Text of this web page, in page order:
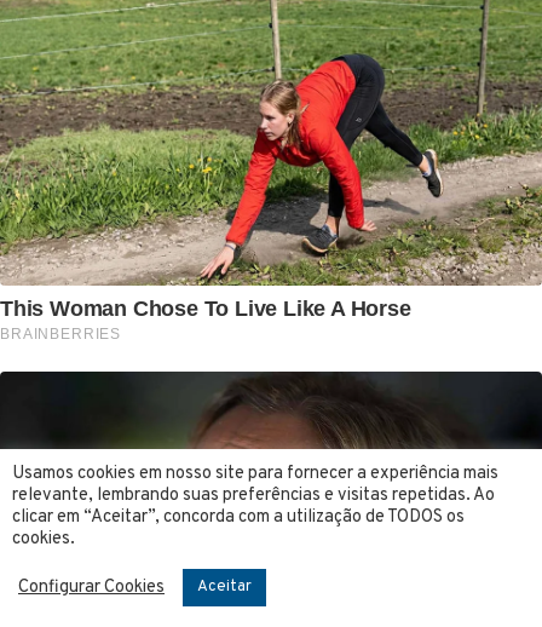
Usamos cookies em nosso site para fornecer a experiência mais
relevante, lembrando suas preferências e visitas repetidas. Ao
clicar em “Aceitar”, concorda com a utilização de TODOS os
cookies.
Configurar Cookies Aceitar